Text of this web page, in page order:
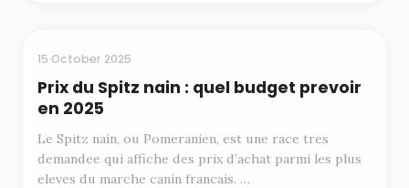
BUDGET
15 October 2025
Prix du Spitz nain : quel budget prevoir
en 2025
Le Spitz nain, ou Pomeranien, est une race tres
demandee qui affiche des prix d’achat parmi les plus
eleves du marche canin francais. …